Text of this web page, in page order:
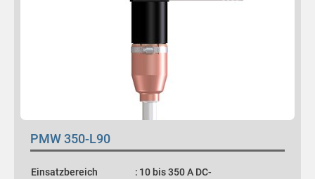
PMW 350-L90
Einsatzbereich : 10 bis 350 A DC-